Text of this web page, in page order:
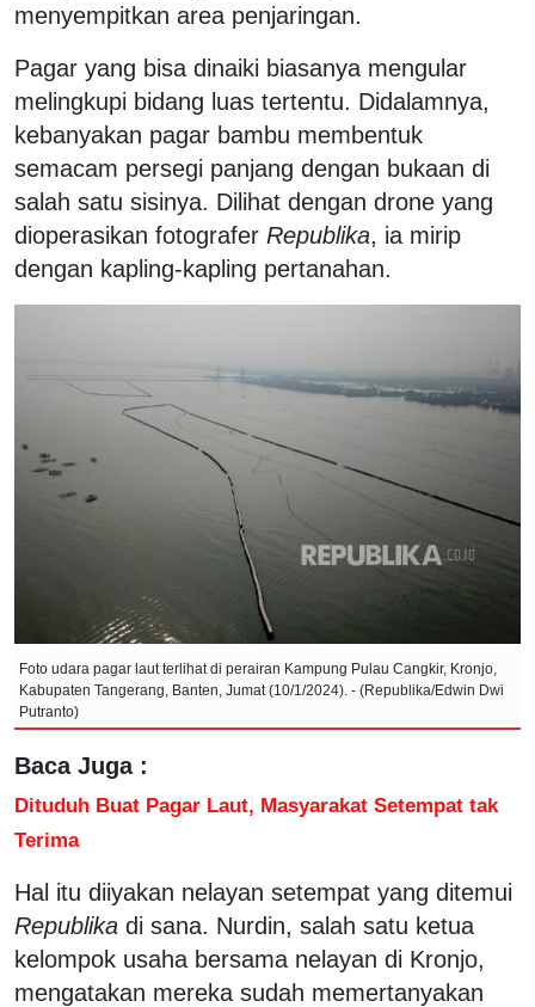
menyempitkan area penjaringan.
Pagar yang bisa dinaiki biasanya mengular
melingkupi bidang luas tertentu. Didalamnya,
kebanyakan pagar bambu membentuk
semacam persegi panjang dengan bukaan di
salah satu sisinya. Dilihat dengan drone yang
dioperasikan fotografer Republika, ia mirip
dengan kapling-kapling pertanahan.
Foto udara pagar laut terlihat di perairan Kampung Pulau Cangkir, Kronjo,
Kabupaten Tangerang, Banten, Jumat (10/1/2024). - (Republika/Edwin Dwi
Putranto)
Baca Juga :
Dituduh Buat Pagar Laut, Masyarakat Setempat tak
Terima
Hal itu diiyakan nelayan setempat yang ditemui
Republika di sana. Nurdin, salah satu ketua
kelompok usaha bersama nelayan di Kronjo,
mengatakan mereka sudah memertanyakan